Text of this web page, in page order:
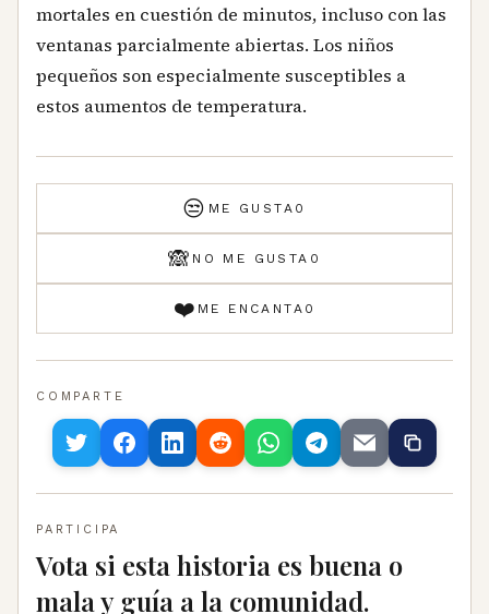
mortales en cuestión de minutos, incluso con las
ventanas parcialmente abiertas. Los niños
pequeños son especialmente susceptibles a
estos aumentos de temperatura.
😒 ME GUSTA 0
🙈 NO ME GUSTA 0
❤️ ME ENCANTA 0
COMPARTE
PARTICIPA
Vota si esta historia es buena o
mala y guía a la comunidad.